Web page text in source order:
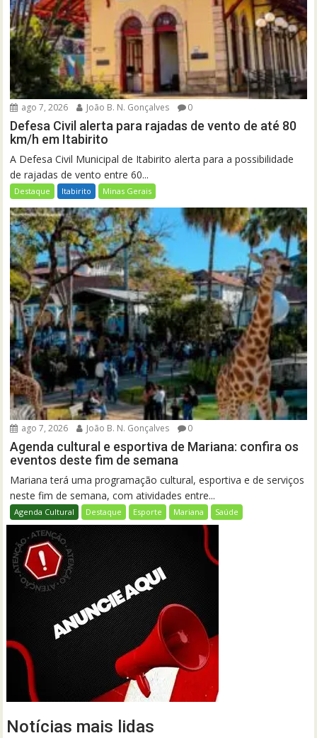
ago 7, 2026 João B. N. Gonçalves 0
Defesa Civil alerta para rajadas de vento de até 80
km/h em Itabirito
A Defesa Civil Municipal de Itabirito alerta para a possibilidade
de rajadas de vento entre 60...
Destaque Itabirito Minas Gerais
ago 7, 2026 João B. N. Gonçalves 0
Agenda cultural e esportiva de Mariana: confira os
eventos deste fim de semana
Mariana terá uma programação cultural, esportiva e de serviços
neste fim de semana, com atividades entre...
Agenda Cultural Destaque Esporte Mariana Saúde
Notícias mais lidas